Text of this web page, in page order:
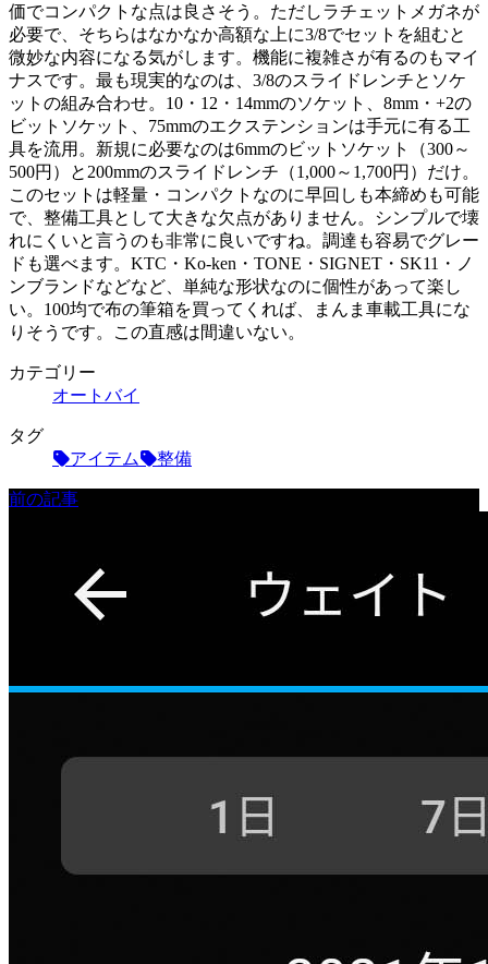
価でコンパクトな点は良さそう。ただしラチェットメガネが
必要で、そちらはなかなか高額な上に3/8でセットを組むと
微妙な内容になる気がします。機能に複雑さが有るのもマイ
ナスです。最も現実的なのは、3/8のスライドレンチとソケ
ットの組み合わせ。10・12・14mmのソケット、8mm・+2の
ビットソケット、75mmのエクステンションは手元に有る工
具を流用。新規に必要なのは6mmのビットソケット（300～
500円）と200mmのスライドレンチ（1,000～1,700円）だけ。
このセットは軽量・コンパクトなのに早回しも本締めも可能
で、整備工具として大きな欠点がありません。シンプルで壊
れにくいと言うのも非常に良いですね。調達も容易でグレー
ドも選べます。KTC・Ko-ken・TONE・SIGNET・SK11・ノ
ンブランドなどなど、単純な形状なのに個性があって楽し
い。100均で布の筆箱を買ってくれば、まんま車載工具にな
りそうです。この直感は間違いない。
カテゴリー
オートバイ
タグ
アイテム
整備
前の記事